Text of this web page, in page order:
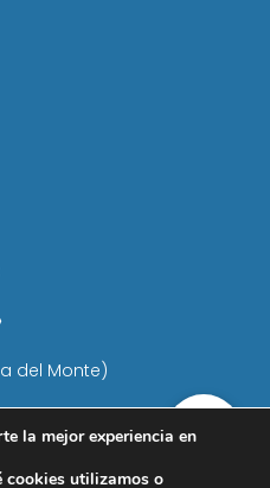
del Monte)
la mejor experiencia en
cookies utilizamos o